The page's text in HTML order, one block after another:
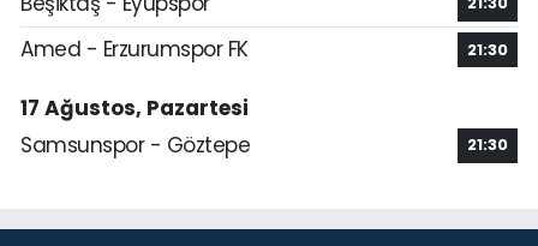
Amed - Erzurumspor FK 21:30
17 Ağustos, Pazartesi
Samsunspor - Göztepe
21:30